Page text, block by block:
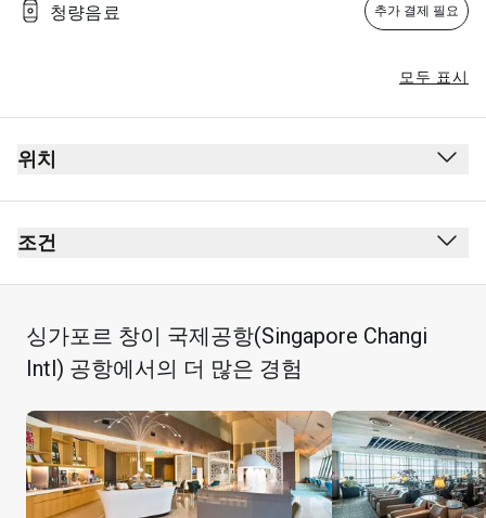
청량음료 추가 결제 필요
모두 표시
위치
출발
보안 검사대 통과 후
면세점 근처
조건
금연(전자 담배 포함)
복장 규정 없음
모든 어린이는 성인이 동행해야 합니다.
하여 최대 2시간 동안 레스토랑에서 지정한 식사 및 다과
세트 메뉴 1개를 이용할 수 있습니다(하우스 와인 또는
청량음료 1잔 포함).
세트 메뉴 1개는 카드 소지자의 이용 가능한 기존 라운지
싱가포르 창이 국제공항(Singapore Changi
Intl) 공항에서의 더 많은 경험